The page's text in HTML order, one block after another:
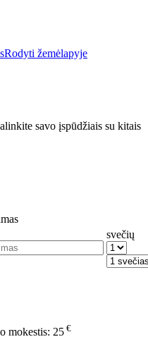
Rodyti žemėlapyje
savo įspūdžiais su kitais
svečių
mokestis: 25 €